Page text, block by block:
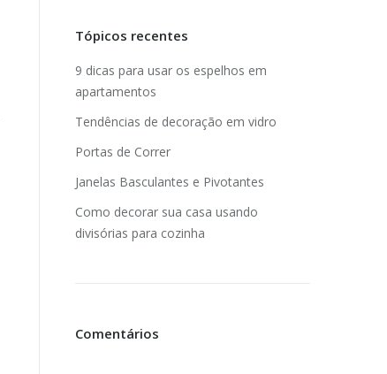
Tópicos recentes
9 dicas para usar os espelhos em
apartamentos
Tendências de decoração em vidro
Portas de Correr
Janelas Basculantes e Pivotantes
Como decorar sua casa usando
divisórias para cozinha
Comentários